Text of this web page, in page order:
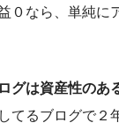
０なら、単純に
グは資産性のあ
てるブログで２